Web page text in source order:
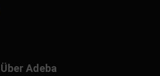
Über Adeba